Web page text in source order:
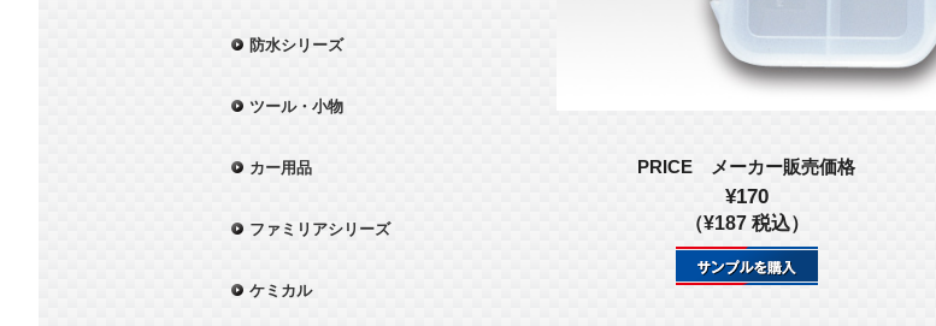
防水シリーズ
ツール・小物
カー用品
ファミリアシリーズ
ケミカル
PRICE メーカー販売価格
¥170
（¥187 税込）